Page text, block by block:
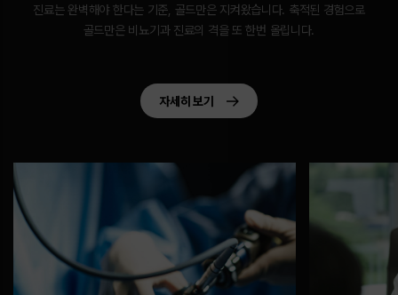
진료는 완벽해야 한다는 기준, 골드만은 지켜왔습니다. 축적된 경험으로
골드만은 비뇨기과 진료의 격을 또 한번 올립니다.
자세히 보기